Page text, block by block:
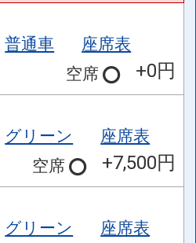
普通車
座席表
空席
+0円
グリーン
座席表
空席
+7,500円
グリーン
座席表